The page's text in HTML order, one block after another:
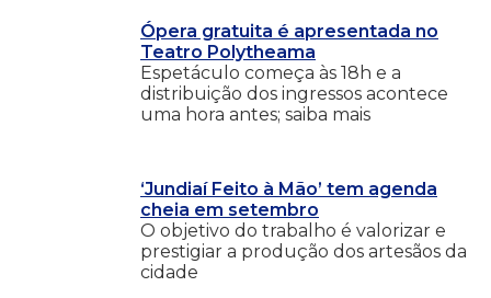
Ópera gratuita é apresentada no
Teatro Polytheama
Espetáculo começa às 18h e a
distribuição dos ingressos acontece
uma hora antes; saiba mais
‘Jundiaí Feito à Mão’ tem agenda
cheia em setembro
O objetivo do trabalho é valorizar e
prestigiar a produção dos artesãos da
cidade